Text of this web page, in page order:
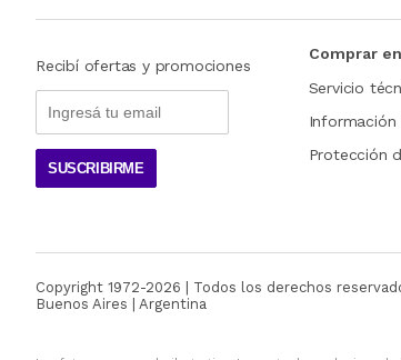
Recibí ofertas y promociones
SUSCRIBIRME
Comprar
Servicio
Información
Protección
Copyright 1972-2026 | Todos los derechos
Buenos Aires | Argentina